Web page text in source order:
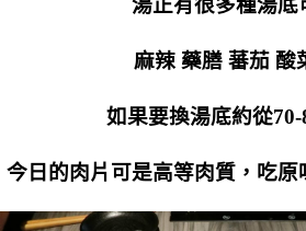
湯正有很多種湯底
麻辣 藥膳 蕃茄 酸
如果要換湯底約從
今日的肉片可是高等肉質，吃